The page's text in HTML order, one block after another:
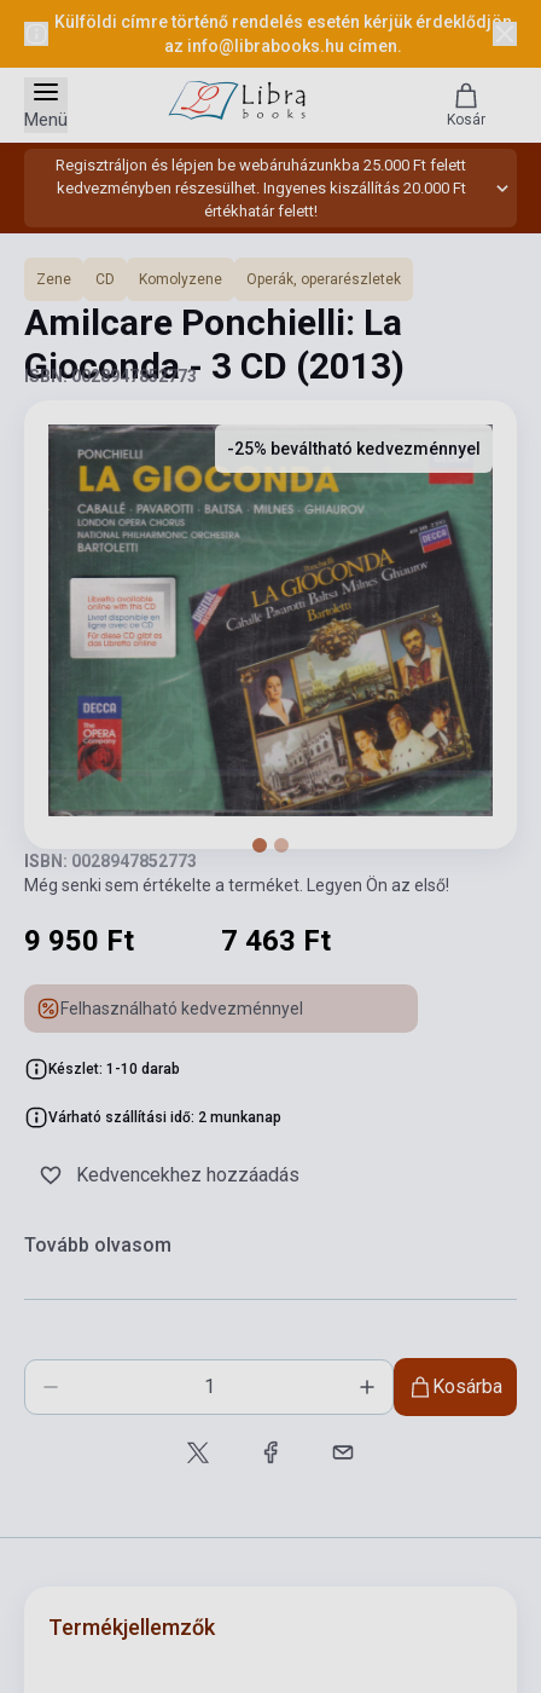
Külföldi címre történő rendelés esetén kérjük érdeklődjön
az info@librabooks.hu címen.
Regisztráljon és lépjen be webáruházunkba 25.000 Ft felett
kedvezményben részesülhet. Ingyenes kiszállítás 20.000 Ft
értékhatár felett!
Menü Kosár
Zene CD Komolyzene Operák, operarészletek
Amilcare Ponchielli: La
Gioconda - 3 CD (2013)
ISBN: 0028947852773
-25% beváltható kedvezménnyel
ISBN: 0028947852773
Még senki sem értékelte a terméket. Legyen Ön az első!
9 950 Ft 7 463 Ft
Felhasználható kedvezménnyel
Készlet: 1-10 darab
Várható szállítási idő: 2 munkanap
Kedvencekhez hozzáadás
Tovább olvasom
Kosárba
Termékjellemzők